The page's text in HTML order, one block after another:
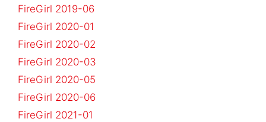
FireGirl 2019-06
FireGirl 2020-01
FireGirl 2020-02
FireGirl 2020-03
FireGirl 2020-05
FireGirl 2020-06
FireGirl 2021-01